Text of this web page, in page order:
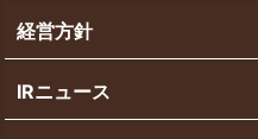
経営方針
IRニュース